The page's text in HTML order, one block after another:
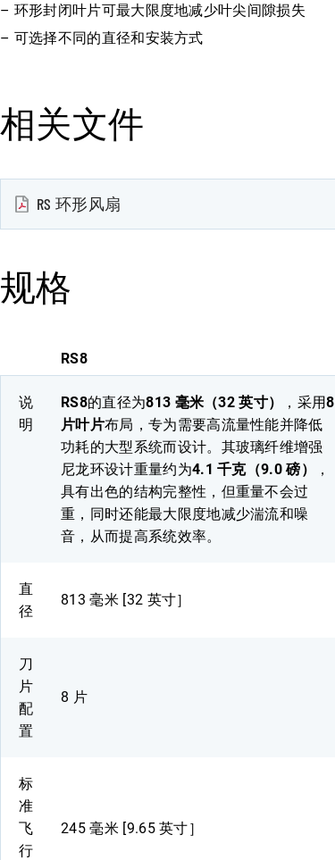
– 环形封闭叶片可最大限度地减少叶尖间隙损失
– 可选择不同的直径和安装方式
相关文件
RS 环形风扇
规格
RS8
说
明
RS8的直径为813 毫米（32 英寸） ，采用8
片叶片布局，专为需要高流量性能并降低
功耗的大型系统而设计。其玻璃纤维增强
尼龙环设计重量约为4.1 千克（9.0 磅）
，
具有出色的结构完整性，但重量不会过
重，同时还能最大限度地减少湍流和噪
音，从而提高系统效率。
直
径
813 毫米 [32 英寸］
刀
片
配
置
8 片
标
准
飞
行
245 毫米 [9.65 英寸］